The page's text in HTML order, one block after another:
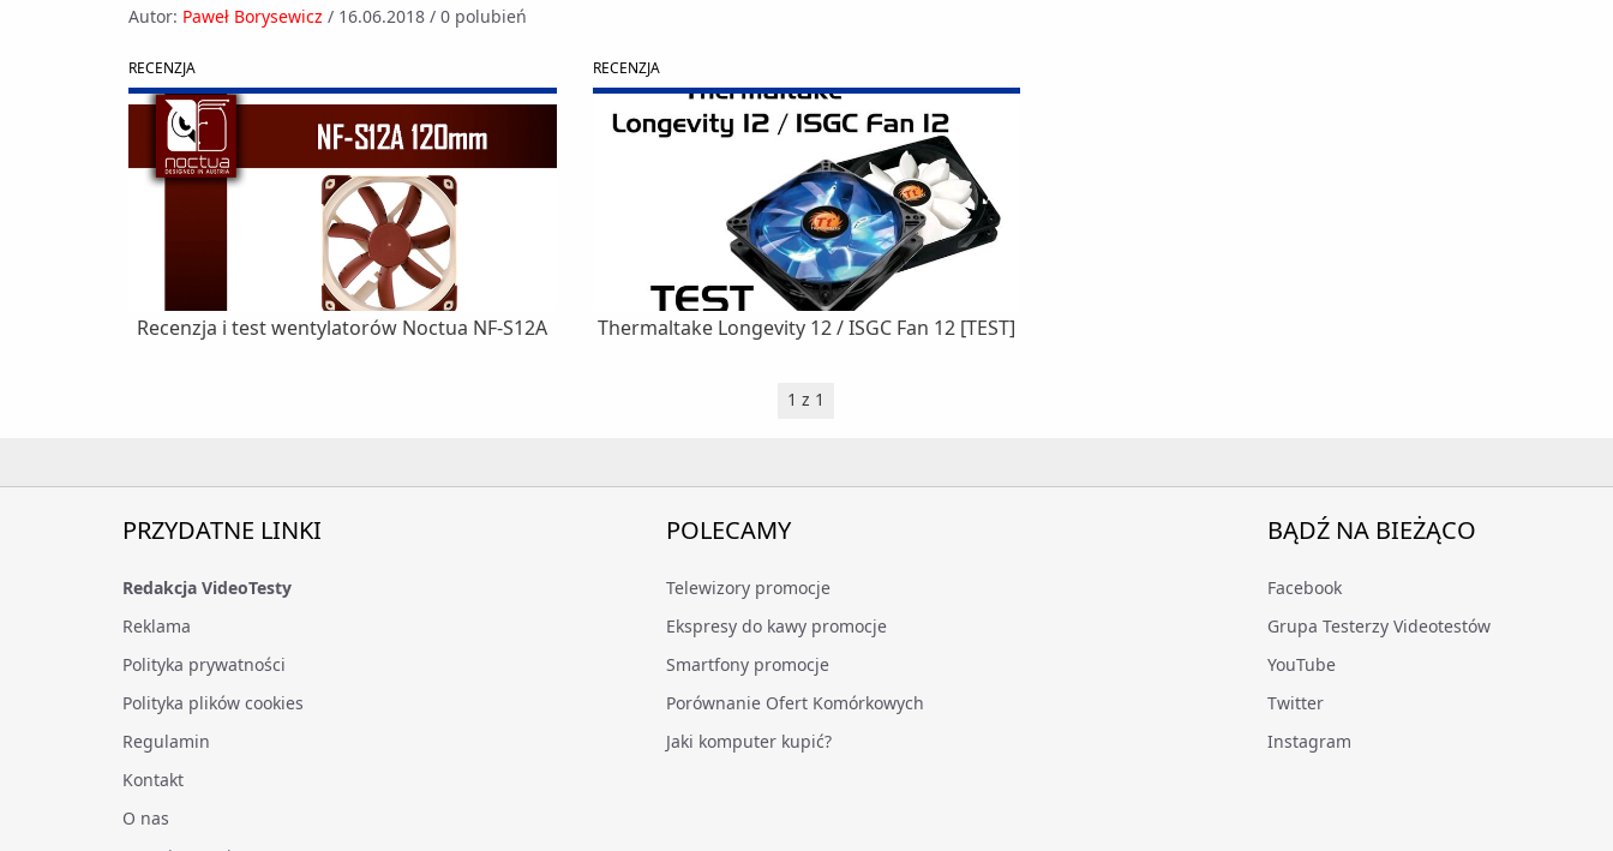
Autor: Paweł Borysewicz / 16.06.2018 / 0 polubień
RECENZJA
Recenzja i test wentylatorów Noctua NF-S12A
RECENZJA
Thermaltake Longevity 12 / ISGC Fan 12 [TEST]
1 z 1
PRZYDATNE LINKI
Redakcja VideoTesty
Reklama
Polityka prywatności
Polityka plików cookies
Regulamin
Kontakt
O nas
POLECAMY
Telewizory promocje
Ekspresy do kawy promocje
Smartfony promocje
Porównanie Ofert Komórkowych
Jaki komputer kupić?
BĄDŹ NA BIEŻĄCO
Facebook
Grupa Testerzy Videotestów
YouTube
Twitter
Instagram